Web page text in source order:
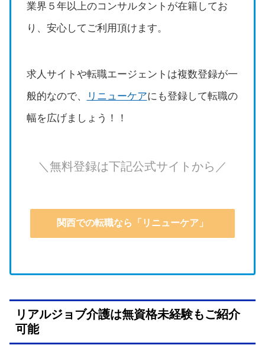
業界５年以上のコンサルタントが在籍してお
り、安心してご利用頂けます。
求人サイトや転職エージェントは複数登録が一
般的なので、
リニューケアにも登録して転職の
幅を広げましょう！！
＼無料登録は下記公式サイトから／
関西での転職なら「リニューケア」
リアルジョブ介護は無資格未経験もご紹介
可能